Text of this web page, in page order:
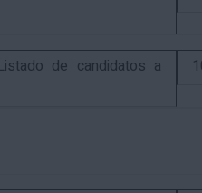
de candidatos a